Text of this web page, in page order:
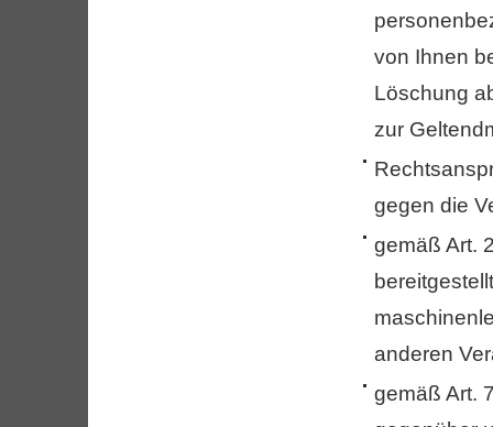
von Ihnen
Löschung
zur
gegen die
gemäß Art.
anderen
gemäß Art.